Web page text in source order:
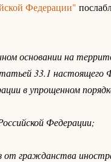
Федерации"
основании на
33.1 настоящего
в упрощенном
Федерации;
от гражданства